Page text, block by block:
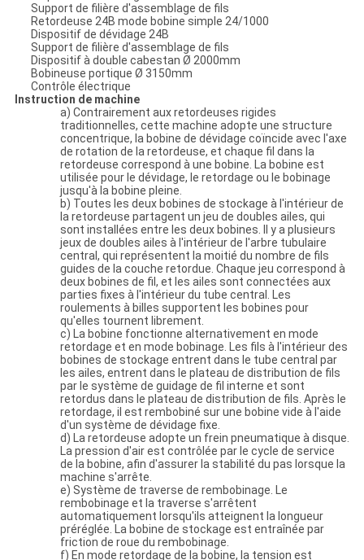
Support de filière d'assemblage de fils
Retordeuse 24B mode bobine simple 24/1000
Dispositif de dévidage 24B
Support de filière d'assemblage de fils
Dispositif à double cabestan Ø 2000mm
Bobineuse portique Ø 3150mm
Contrôle électrique
Instruction de machine
a) Contrairement aux retordeuses rigides
traditionnelles, cette machine adopte une structure
concentrique, la bobine de dévidage coïncide avec l'axe
de rotation de la retordeuse, et chaque fil dans la
retordeuse correspond à une bobine. La bobine est
utilisée pour le dévidage, le retordage ou le bobinage
jusqu'à la bobine pleine.
b) Toutes les deux bobines de stockage à l'intérieur de
la retordeuse partagent un jeu de doubles ailes, qui
sont installées entre les deux bobines. Il y a plusieurs
jeux de doubles ailes à l'intérieur de l'arbre tubulaire
central, qui représentent la moitié du nombre de fils
guides de la couche retordue. Chaque jeu correspond à
deux bobines de fil, et les ailes sont connectées aux
parties fixes à l'intérieur du tube central. Les
roulements à billes supportent les bobines pour
qu'elles tournent librement.
c) La bobine fonctionne alternativement en mode
retordage et en mode bobinage. Les fils à l'intérieur des
bobines de stockage entrent dans le tube central par
les ailes, entrent dans le plateau de distribution de fils
par le système de guidage de fil interne et sont
retordus dans le plateau de distribution de fils. Après le
retordage, il est rembobiné sur une bobine vide à l'aide
d'un système de dévidage fixe.
d) La retordeuse adopte un frein pneumatique à disque.
La pression d'air est contrôlée par le cycle de service
de la bobine, afin d'assurer la stabilité du pas lorsque la
machine s'arrête.
e) Système de traverse de rembobinage. Le
rembobinage et la traverse s'arrêtent
automatiquement lorsqu'ils atteignent la longueur
préréglée. La bobine de stockage est entraînée par
friction de roue du rembobinage.
f) En mode retordage de la bobine, la tension est